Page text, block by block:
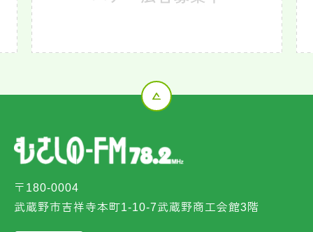
〒180-0004
武蔵野市吉祥寺本町1-10-7武蔵野商工会館3階